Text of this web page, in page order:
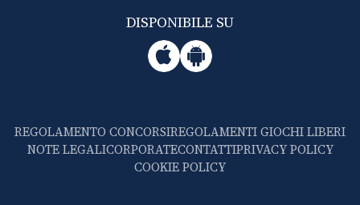
DISPONIBILE SU
REGOLAMENTO CONCORSIREGOLAMENTI GIOCHI LIBERI
NOTE LEGALICORPORATECONTATTIPRIVACY POLICY
COOKIE POLICY